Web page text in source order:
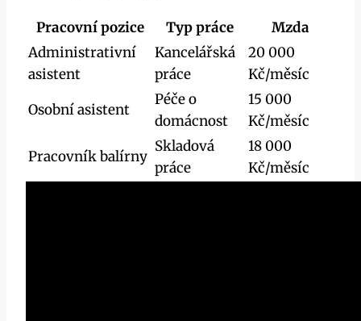
Pracovní pozice Typ práce
Mzda
Administrativní
asistent
Kancelářská
práce
20 000
Kč/měsíc
Osobní asistent
Péče o
domácnost
15 000
Kč/měsíc
Pracovník balírny
Skladová
práce
18 000
Kč/měsíc